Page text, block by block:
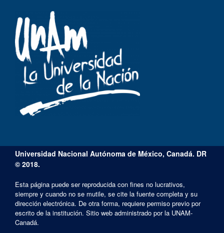
Universidad Nacional Autónoma de México, Canadá. DR
© 2018.
Esta página puede ser reproducida con fines no lucrativos,
siempre y cuando no se mutile, se cite la fuente completa y su
dirección electrónica. De otra forma, requiere permiso previo por
escrito de la institución. Sitio web administrado por la UNAM-
Canadá.